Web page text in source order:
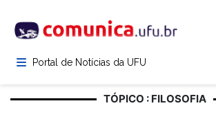
para
conteúdoPortal de Notícias da UFU
TÓPICO : FILOSOFIA